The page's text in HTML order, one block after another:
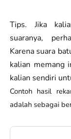
Tips. Jika
suaranya,
Karena suara
kalian memang
kalian sendiri
Contoh hasil
adalah sebagai